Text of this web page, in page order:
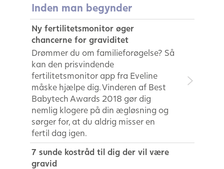
Inden man begynder
Ny fertilitetsmonitor øger
chancerne for graviditet
Drømmer du om familieforøgelse? Så
kan den prisvindende
fertilitetsmonitor app fra Eveline
måske hjælpe dig. Vinderen af Best
Babytech Awards 2018 gør dig
nemlig klogere på din ægløsning og
sørger for, at du aldrig misser en
fertil dag igen.
7 sunde kostråd til dig der vil være
gravid